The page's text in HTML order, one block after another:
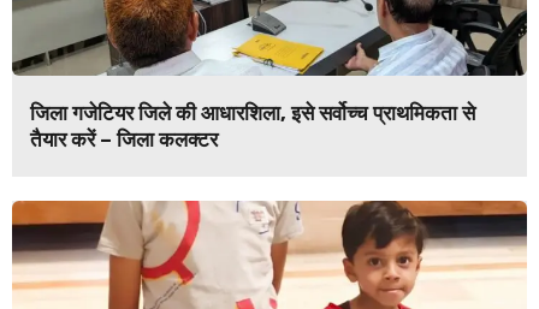
जिला गजेटियर जिले की आधारशिला, इसे सर्वोच्च प्राथमिकता से
तैयार करें – जिला कलक्टर